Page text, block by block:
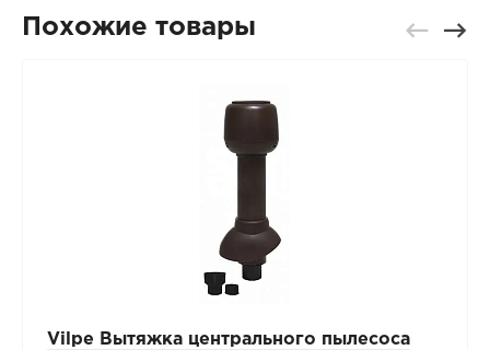
Похожие товары
Vilpe Вытяжка центрального пылесоса